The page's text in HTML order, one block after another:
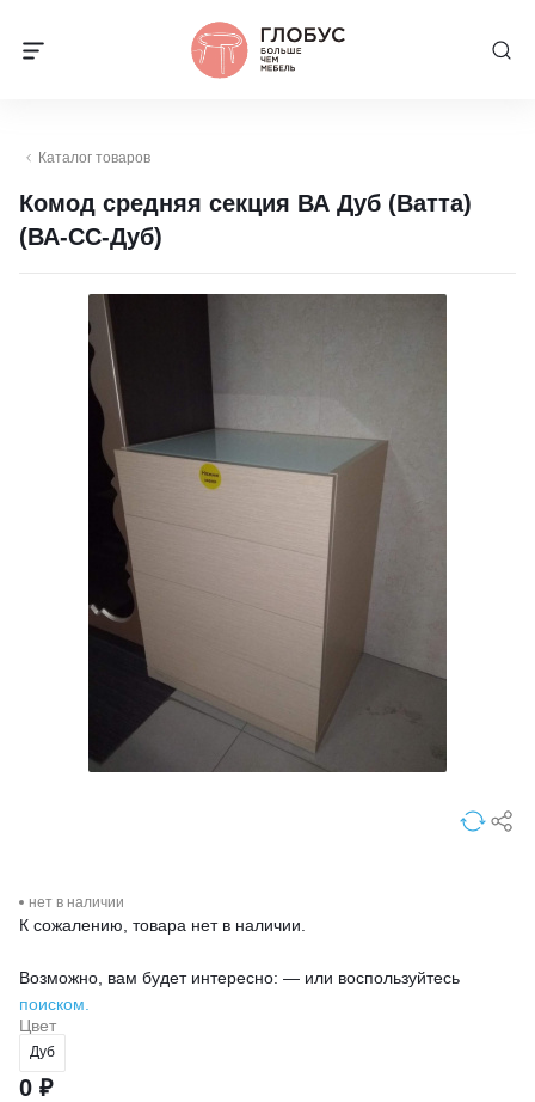
Каталог товаров
Комод средняя секция ВА Дуб (Ватта)
(ВА-СС-Дуб)
нет в наличии
К сожалению, товара нет в наличии.
Возможно, вам будет интересно: — или воспользуйтесь
поиском.
Цвет
Дуб
0 ₽